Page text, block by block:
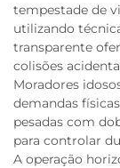
tempestade de
utilizando
transparente
colisões
Moradores
demandas
pesadas com
para controlar
A operação